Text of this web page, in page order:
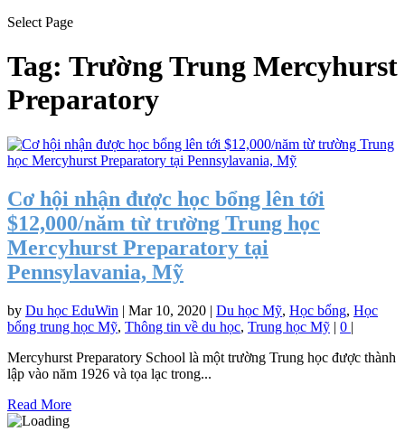
Select Page
Tag: Trường Trung Mercyhurst
Preparatory
Cơ hội nhận được học bổng lên tới
$12,000/năm từ trường Trung học
Mercyhurst Preparatory tại
Pennsylavania, Mỹ
by Du học EduWin | Mar 10, 2020 | Du học Mỹ, Học bổng, Học
bổng trung học Mỹ, Thông tin về du học, Trung học Mỹ | 0 |
Mercyhurst Preparatory School là một trường Trung học được thành
lập vào năm 1926 và tọa lạc trong...
Read More